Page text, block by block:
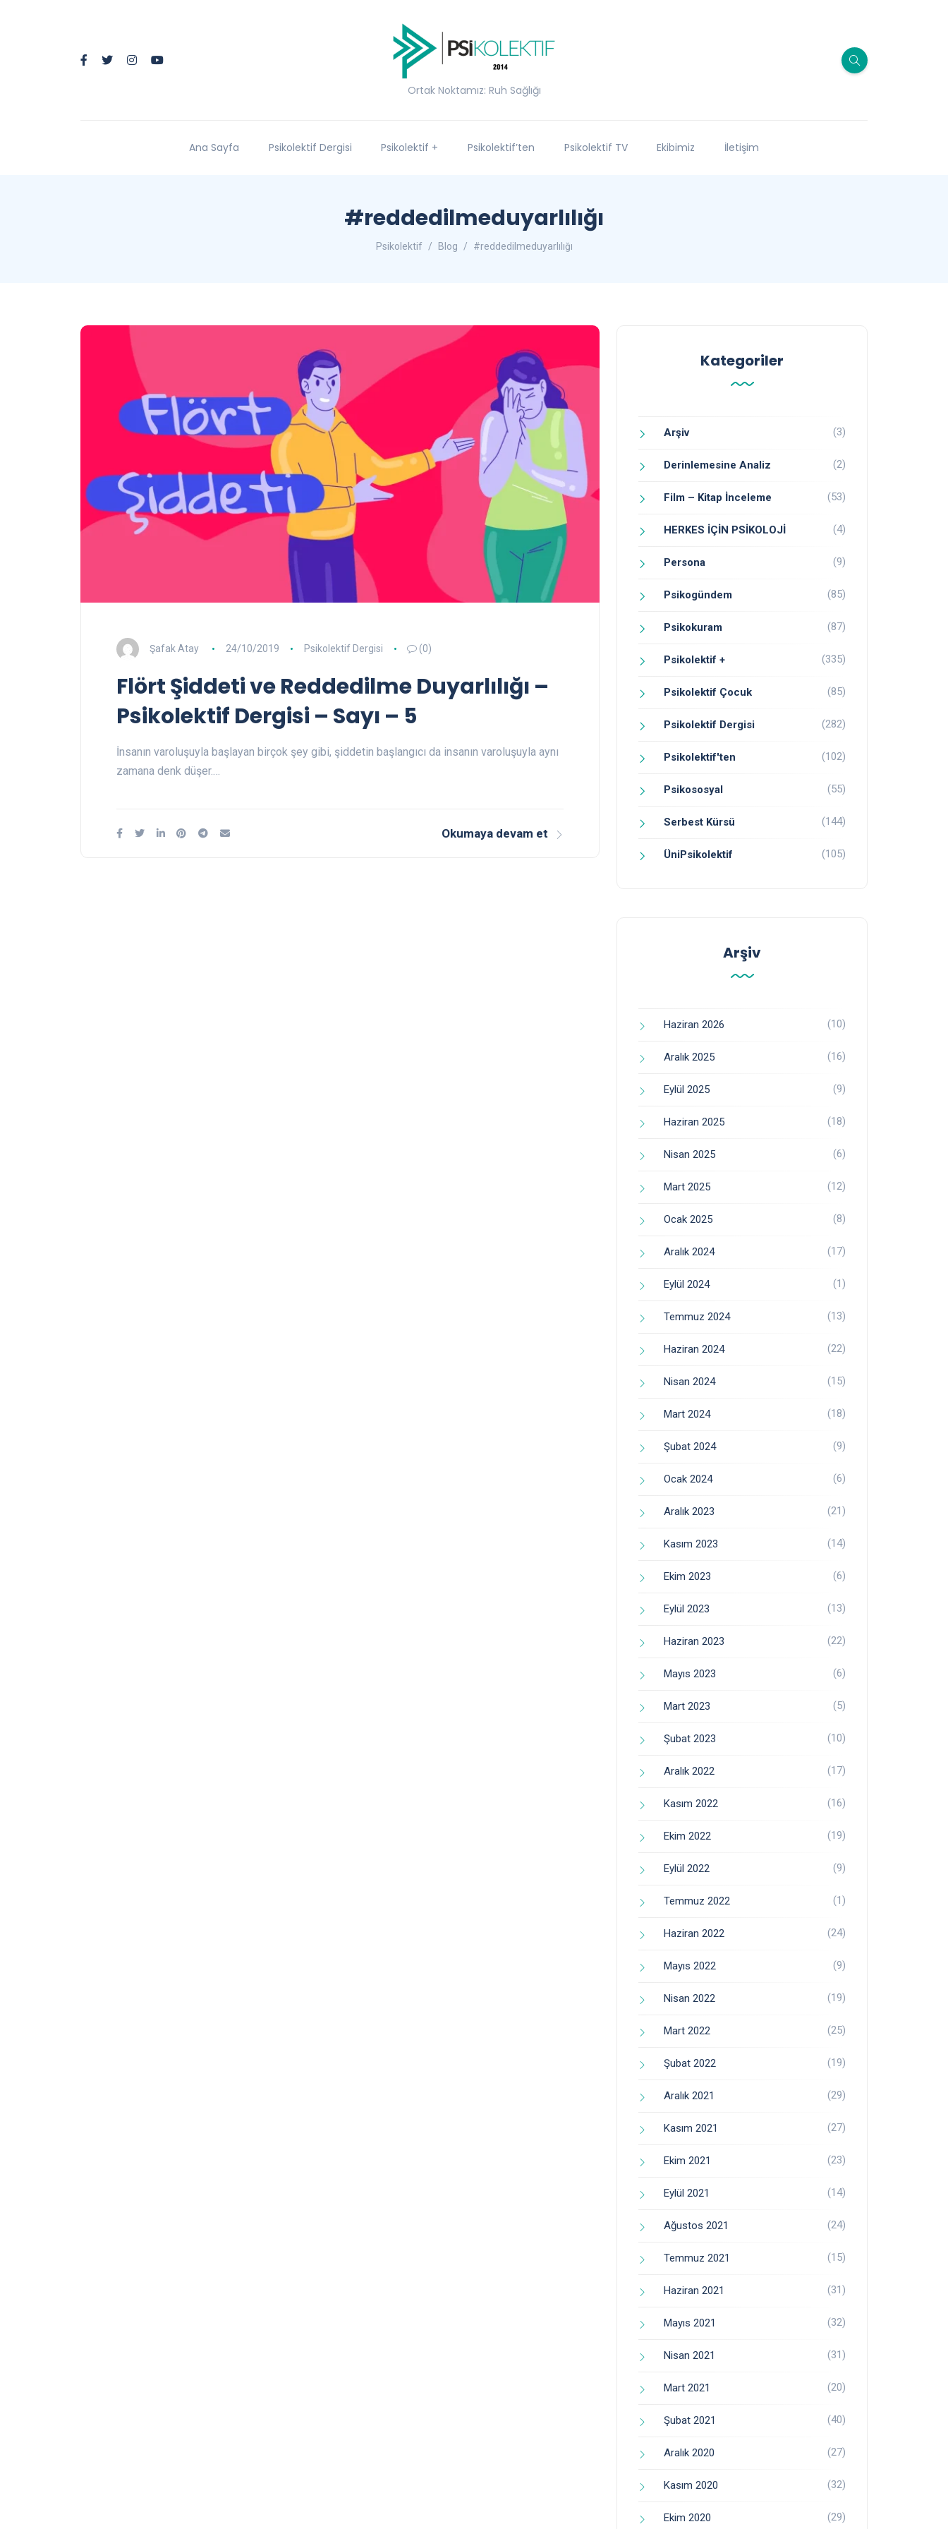
Ortak Noktamız: Ruh Sağlığı
Ana Sayfa Psikolektif Dergisi Psikolektif + Psikolektif’ten Psikolektif TV Ekibimiz İletişim
#reddedilmeduyarlılığı
Psikolektif Blog #reddedilmeduyarlılığı
Şafak Atay 24/10/2019 Psikolektif Dergisi (0)
Flört Şiddeti ve Reddedilme Duyarlılığı –
Psikolektif Dergisi – Sayı – 5
İnsanın varoluşuyla başlayan birçok şey gibi, şiddetin başlangıcı da insanın varoluşuyla aynı
zamana denk düşer.…
Okumaya devam et
Kategoriler
Arşiv (3)
Derinlemesine Analiz (2)
Film – Kitap İnceleme (53)
HERKES İÇİN PSİKOLOJİ (4)
Persona (9)
Psikogündem (85)
Psikokuram (87)
Psikolektif + (335)
Psikolektif Çocuk (85)
Psikolektif Dergisi (282)
Psikolektif'ten (102)
Psikososyal (55)
Serbest Kürsü (144)
ÜniPsikolektif (105)
Arşiv
Haziran 2026 (10)
Aralık 2025 (16)
Eylül 2025 (9)
Haziran 2025 (18)
Nisan 2025 (6)
Mart 2025 (12)
Ocak 2025 (8)
Aralık 2024 (17)
Eylül 2024 (1)
Temmuz 2024 (13)
Haziran 2024 (22)
Nisan 2024 (15)
Mart 2024 (18)
Şubat 2024 (9)
Ocak 2024 (6)
Aralık 2023 (21)
Kasım 2023 (14)
Ekim 2023 (6)
Eylül 2023 (13)
Haziran 2023 (22)
Mayıs 2023 (6)
Mart 2023 (5)
Şubat 2023 (10)
Aralık 2022 (17)
Kasım 2022 (16)
Ekim 2022 (19)
Eylül 2022 (9)
Temmuz 2022 (1)
Haziran 2022 (24)
Mayıs 2022 (9)
Nisan 2022 (19)
Mart 2022 (25)
Şubat 2022 (19)
Aralık 2021 (29)
Kasım 2021 (27)
Ekim 2021 (23)
Eylül 2021 (14)
Ağustos 2021 (24)
Temmuz 2021 (15)
Haziran 2021 (31)
Mayıs 2021 (32)
Nisan 2021 (31)
Mart 2021 (20)
Şubat 2021 (40)
Aralık 2020 (27)
Kasım 2020 (32)
Ekim 2020 (29)